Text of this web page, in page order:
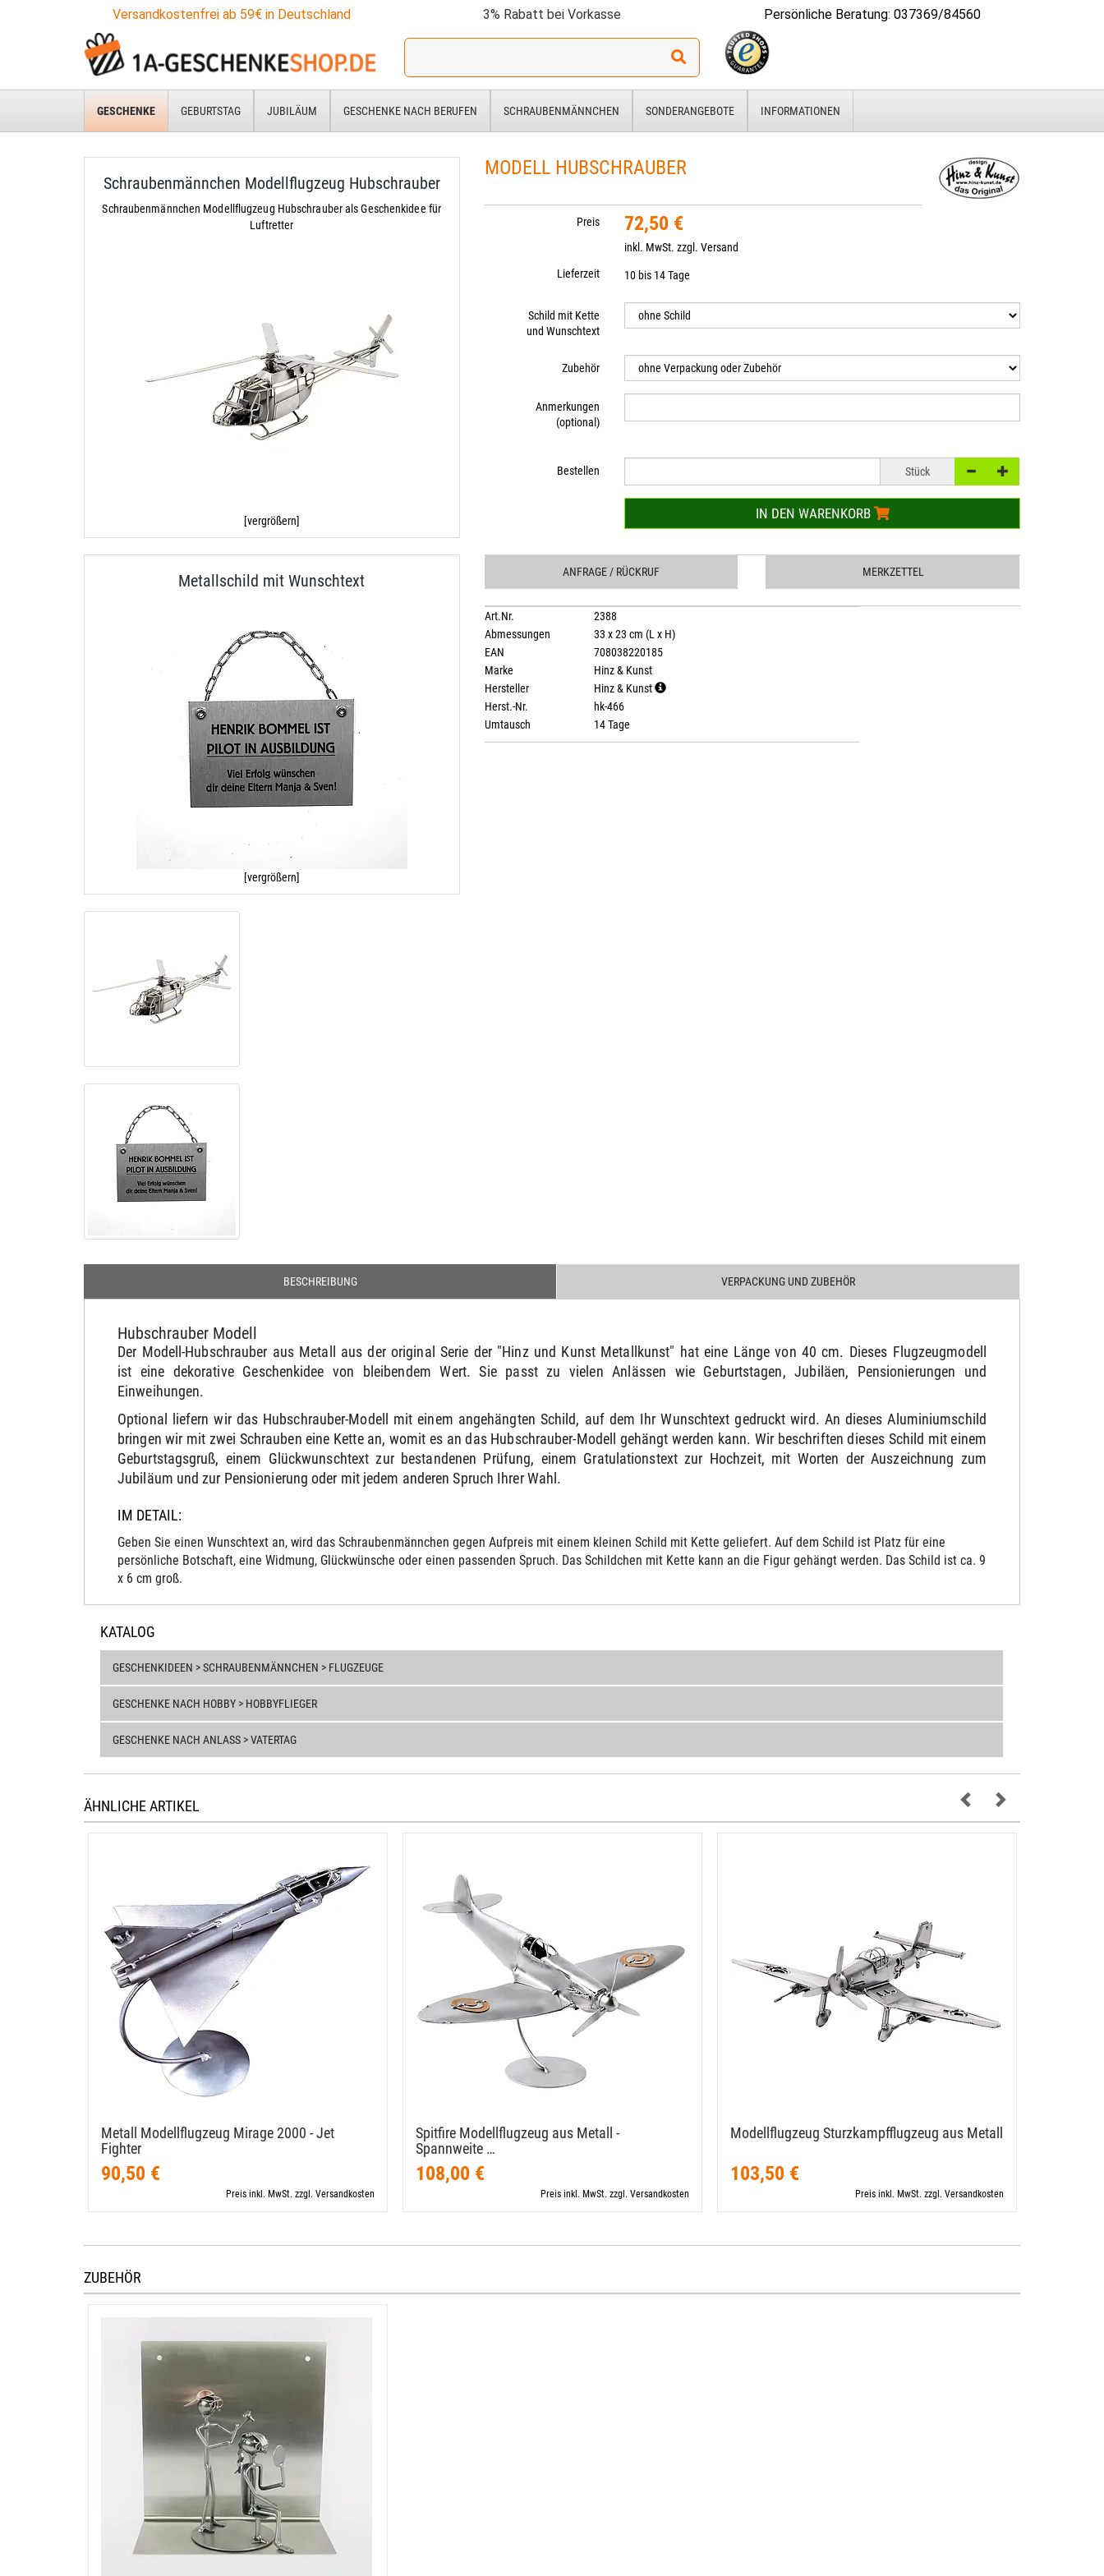
Versandkostenfrei ab 59€ in Deutschland 3% Rabatt bei Vorkasse Persönliche Beratung: 037369/84560
Ich
für:
GESCHENKE GEBURTSTAG JUBILÄUM GESCHENKE NACH BERUFEN SCHRAUBENMÄNNCHEN SONDERANGEBOTE INFORMATIONEN
Schraubenmännchen Modellflugzeug Hubschrauber
Schraubenmännchen Modellflugzeug Hubschrauber als Geschenkidee für
Luftretter
[vergrößern]
Metallschild mit Wunschtext
[vergrößern]
MODELL HUBSCHRAUBER
Preis 72,50 €
inkl. MwSt. zzgl.Versand
Lieferzeit
10 bis 14 Tage
Schild mit Kette
und Wunschtext
Zubehör
Anmerkungen
(optional)
Bestellen Stück
IN DEN WARENKORB
ANFRAGE / RÜCKRUF MERKZETTEL
Art.Nr.
2388
Abmessungen
33 x 23 cm (L x H)
EAN
708038220185
Marke
Hinz & Kunst
Hersteller
Hinz & Kunst
Herst.-Nr.
hk-466
Umtausch
14 Tage
BESCHREIBUNG VERPACKUNG UND ZUBEHÖR
Hubschrauber Modell
Der Modell-Hubschrauber aus Metall aus der original Serie der "Hinz und Kunst Metallkunst" hat eine Länge von 40 cm. Dieses Flugzeugmodell
ist eine dekorative Geschenkidee von bleibendem Wert. Sie passt zu vielen Anlässen wie Geburtstagen, Jubiläen, Pensionierungen und
Einweihungen.
Optional liefern wir das Hubschrauber-Modell mit einem angehängten Schild, auf dem Ihr Wunschtext gedruckt wird. An dieses Aluminiumschild
bringen wir mit zwei Schrauben eine Kette an, womit es an das Hubschrauber-Modell gehängt werden kann. Wir beschriften dieses Schild mit einem
Geburtstagsgruß, einem Glückwunschtext zur bestandenen Prüfung, einem Gratulationstext zur Hochzeit, mit Worten der Auszeichnung zum
Jubiläum und zur Pensionierung oder mit jedem anderen Spruch Ihrer Wahl.
IM DETAIL:
Geben Sie einen Wunschtext an, wird das Schraubenmännchen gegen Aufpreis mit einem kleinen Schild mit Kette geliefert. Auf dem Schild ist Platz für eine
persönliche Botschaft, eine Widmung, Glückwünsche oder einen passenden Spruch. Das Schildchen mit Kette kann an die Figur gehängt werden. Das Schild ist ca. 9
x 6 cm groß.
KATALOG
GESCHENKIDEEN > SCHRAUBENMÄNNCHEN > FLUGZEUGE
GESCHENKE NACH HOBBY > HOBBYFLIEGER
GESCHENKE NACH ANLASS > VATERTAG
ÄHNLICHE ARTIKEL
Metall Modellflugzeug Mirage 2000 - Jet
Fighter
90,50 €
Preis inkl. MwSt. zzgl. Versandkosten
Spitfire Modellflugzeug aus Metall -
Spannweite …
108,00 €
Preis inkl. MwSt. zzgl. Versandkosten
Modellflugzeug Sturzkampfflugzeug aus Metall
103,50 €
Preis inkl. MwSt. zzgl. Versandkosten
ZUBEHÖR